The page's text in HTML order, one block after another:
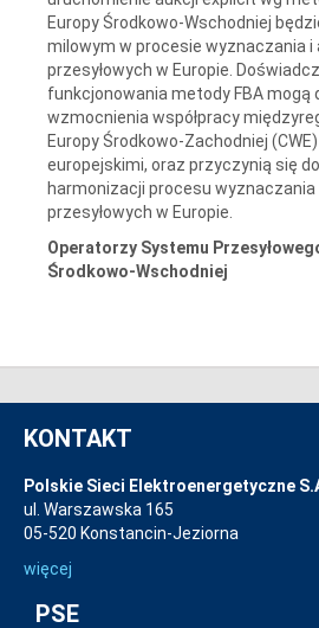
Europy Środkowo-Wschodniej
milowym w procesie wyznaczania i
przesyłowych w Europie.
funkcjonowania metody FBA mogą
wzmocnienia współpracy
Europy Środkowo-Zachodniej
europejskimi, oraz przyczynią się
harmonizacji procesu
przesyłowych w Europie.
Operatorzy Systemu
Środkowo-Wschodniej
KONTAKT
Polskie Sieci Elektroenergetyczne
ul. Warszawska 165
05-520 Konstancin-Jeziorna
więcej
PSE